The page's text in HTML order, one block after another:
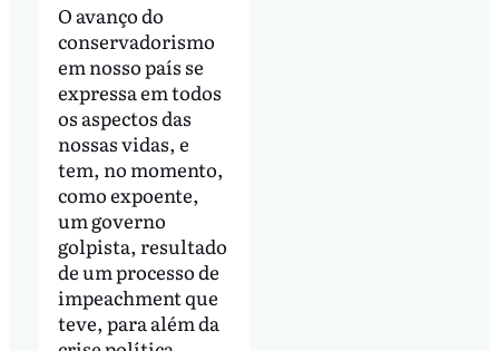
O avanço do
conservadorismo
em nosso país se
expressa em todos
os aspectos das
nossas vidas, e
tem, no momento,
como expoente,
um governo
golpista, resultado
de um processo de
impeachment que
teve, para além da